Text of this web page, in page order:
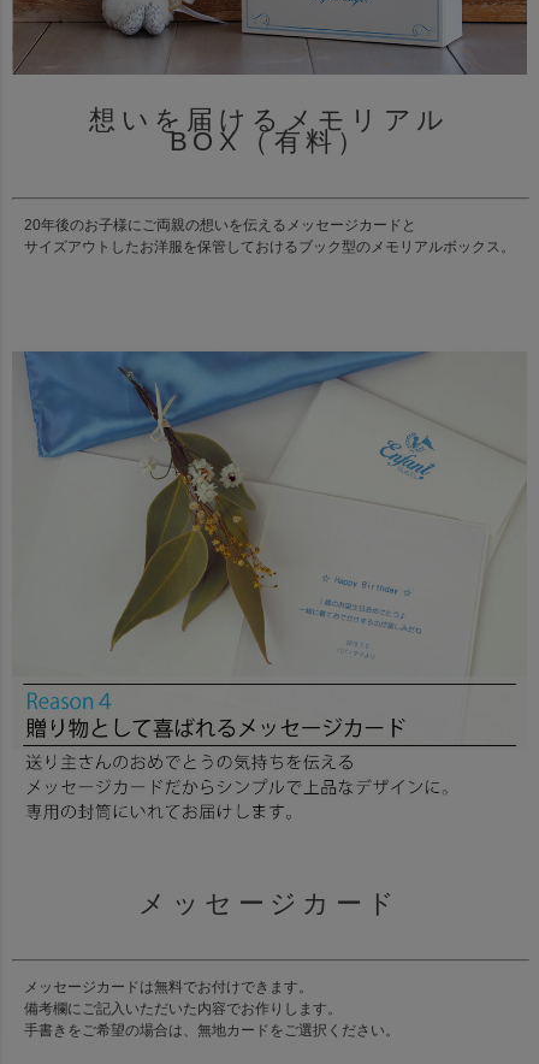
想いを届けるメモリアル
BOX（有料）
20年後のお子様にご両親の想いを伝えるメッセージカードと
サイズアウトしたお洋服を保管しておけるブック型のメモリアルボックス。
メッセージカード
メッセージカードは無料でお付けできます。
備考欄にご記入いただいた内容でお作りします。
手書きをご希望の場合は、無地カードをご選択ください。